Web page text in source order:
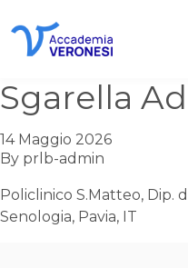
Sgarella
14 Maggio 2026
By prlb-admin
Policlinico S.Matteo, Dip.
Senologia, Pavia, IT